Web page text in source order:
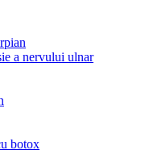
a nervului ulnar
botox